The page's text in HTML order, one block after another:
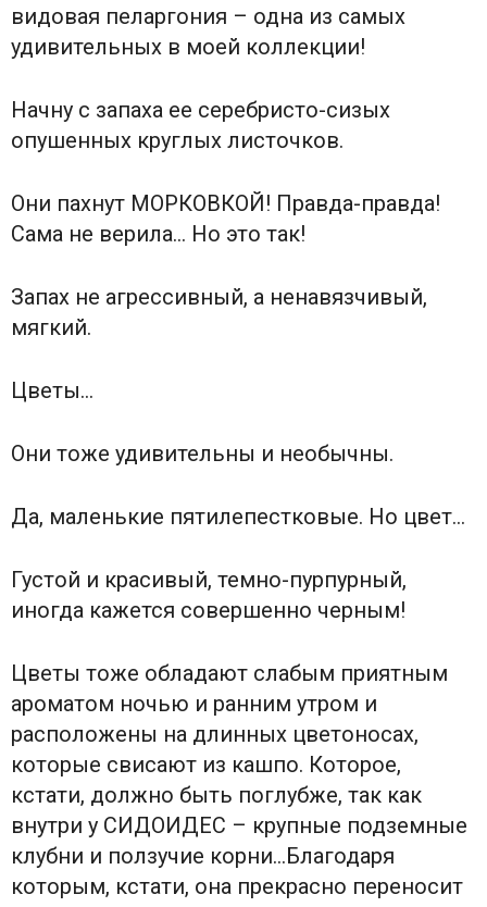
видовая пеларгония – одна из самых
удивительных в моей коллекции!
Начну с запаха ее серебристо-сизых
опушенных круглых листочков.
Они пахнут МОРКОВКОЙ! Правда-правда!
Сама не верила… Но это так!
Запах не агрессивный, а ненавязчивый,
мягкий.
Цветы…
Они тоже удивительны и необычны.
Да, маленькие пятилепестковые. Но цвет…
Густой и красивый, темно-пурпурный,
иногда кажется совершенно черным!
Цветы тоже обладают слабым приятным
ароматом ночью и ранним утром и
расположены на длинных цветоносах,
которые свисают из кашпо. Которое,
кстати, должно быть поглубже, так как
внутри у СИДОИДЕС – крупные подземные
клубни и ползучие корни…Благодаря
которым, кстати, она прекрасно переносит